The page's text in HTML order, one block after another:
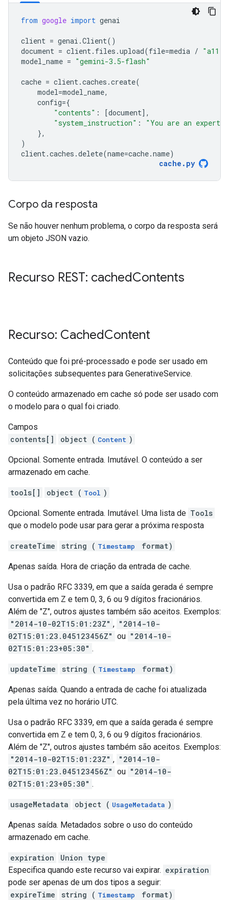
from google import genai
client = genai .Client()
document = client. files .upload(file=media /
model_name = "gemini-3.5-flash"
cache = client.caches .create(
model=model_name,
config={
"contents" : [document],
"system_instruction" :
"You are an expert
},
)
client.caches .delete(name=cache.name)
cache . py
Corpo da resposta
Se não houver nenhum problema, o corpo da resposta será
um objeto JSON vazio.
Recurso REST: cachedContents
Recurso: CachedContent
Conteúdo que foi pré-processado e pode ser usado em
solicitações subsequentes para GenerativeService.
O conteúdo armazenado em cache só pode ser usado com
o modelo para o qual foi criado.
Campos
contents[]
object ( Content )
Opcional. Somente entrada. Imutável. O conteúdo a ser
armazenado em cache.
tools[] object ( Tool )
Opcional. Somente entrada. Imutável. Uma lista de Tools
que o modelo pode usar para gerar a próxima resposta
createTime string ( Timestamp format)
Apenas saída. Hora de criação da entrada de cache.
Usa o padrão RFC 3339, em que a saída gerada é sempre
convertida em Z e tem 0, 3, 6 ou 9 dígitos fracionários.
Além de "Z", outros ajustes também são aceitos. Exemplos:
"2014-10-02T15:01:23Z" , "2014-10-
02T15:01:23.045123456Z" ou "2014-10-
02T15:01:23+05:30" .
updateTime string ( Timestamp format)
Apenas saída. Quando a entrada de cache foi atualizada
pela última vez no horário UTC.
Usa o padrão RFC 3339, em que a saída gerada é sempre
convertida em Z e tem 0, 3, 6 ou 9 dígitos fracionários.
Além de "Z", outros ajustes também são aceitos. Exemplos:
"2014-10-02T15:01:23Z" , "2014-10-
02T15:01:23.045123456Z" ou "2014-10-
02T15:01:23+05:30" .
usageMetadata object ( UsageMetadata )
Apenas saída. Metadados sobre o uso do conteúdo
armazenado em cache.
expiration
Union type
Especifica quando este recurso vai expirar. expiration
pode ser apenas de um dos tipos a seguir:
expireTime
string ( Timestamp format)